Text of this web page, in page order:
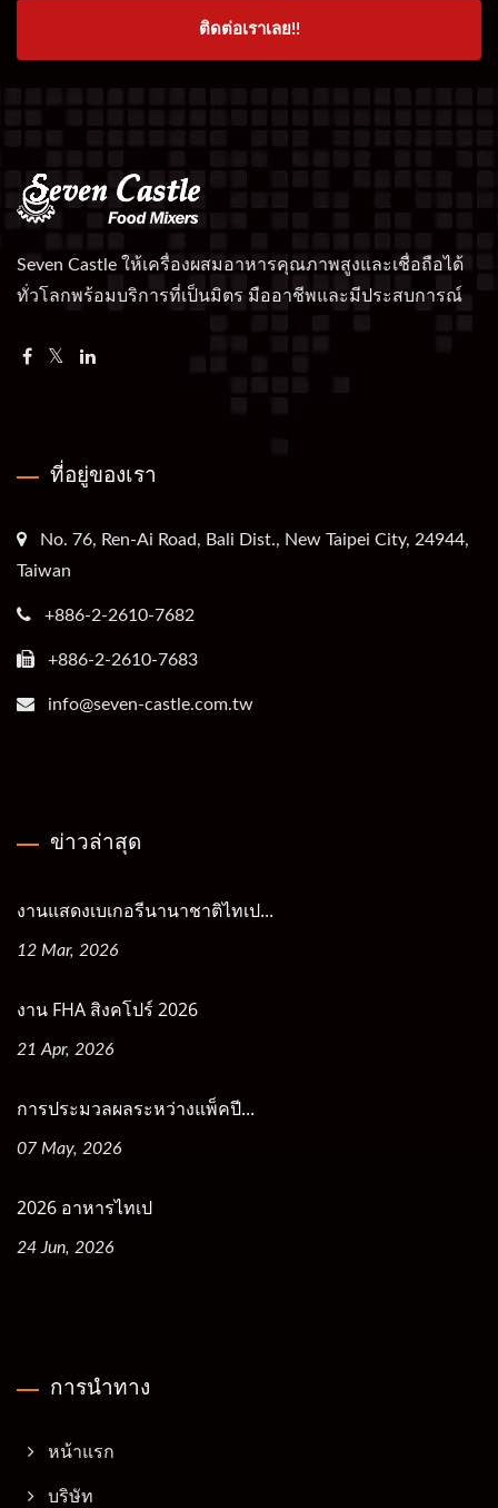
ติดต่อเราเลย!!
Seven Castle ให้เครื่องผสมอาหารคุณภาพสูงและเชื่อถือได้
ทั่วโลกพร้อมบริการที่เป็นมิตร มืออาชีพและมีประสบการณ์
ที่อยู่ของเรา
No. 76, Ren-Ai Road, Bali Dist., New Taipei City, 24944,
Taiwan
+886-2-2610-7682
+886-2-2610-7683
info@seven-castle.com.tw
ข่าวล่าสุด
งานแสดงเบเกอรีนานาชาติไทเป...
12 Mar, 2026
งาน FHA สิงคโปร์ 2026
21 Apr, 2026
การประมวลผลระหว่างแพ็คปี...
07 May, 2026
2026 อาหารไทเป
24 Jun, 2026
การนำทาง
หน้าแรก
บริษัท